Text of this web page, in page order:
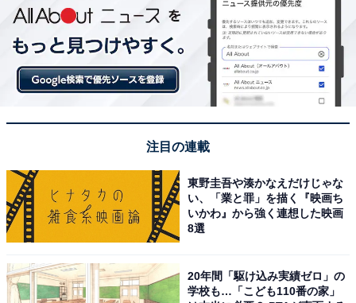
注目の連載
東野圭吾や湊かなえだけじゃな
い、「業と罪」を描く『映画ち
いかわ』から強く連想した映画
8選
20年間「駆け込み実績ゼロ」の
学校も…「こども110番の家」